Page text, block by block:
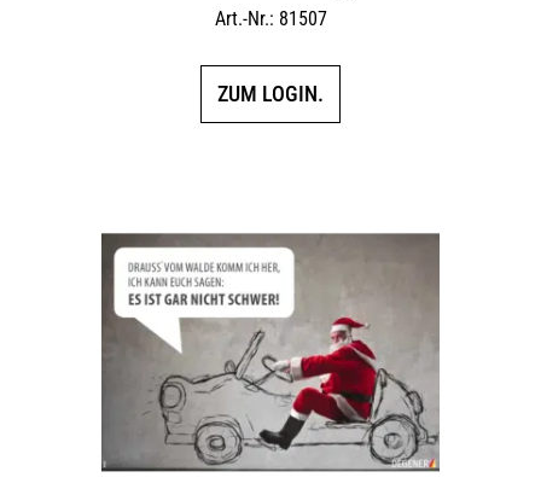
Art.-Nr.: 81507
ZUM LOGIN.